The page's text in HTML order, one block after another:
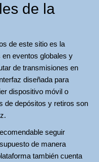
de la
de este sitio es la
eventos globales y
de transmisiones en
diseñada para
dispositivo móvil o
de depósitos y retiros son
seguir
de manera
también cuenta